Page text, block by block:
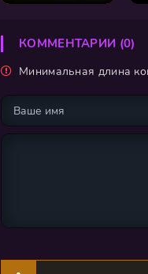
КОММЕНТАРИИ (0)
Минимальная длина